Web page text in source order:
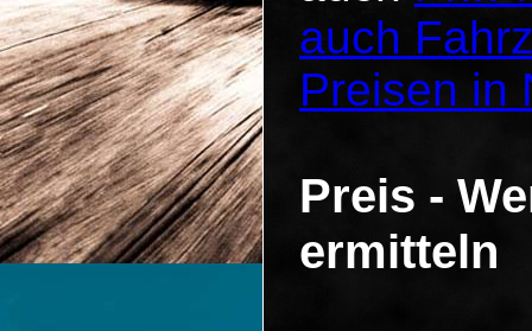
auch
Preisen in
Preis -
ermitteln